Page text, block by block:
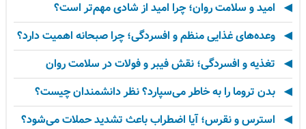
امید و سلامت روان؛ چرا امید از شادی مهم‌تر است؟
وعده‌های غذایی منظم و افسردگی؛ چرا صبحانه اهمیت دارد؟
تغذیه و افسردگی؛ نقش فیبر و فولات در سلامت روان
بدن تروما را به خاطر می‌سپارد؟ نظر دانشمندان چیست؟
استرس و نقرس؛ آیا اضطراب باعث تشدید حملات می‌شود؟